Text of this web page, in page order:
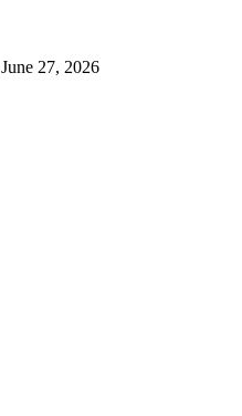
June 27, 2026